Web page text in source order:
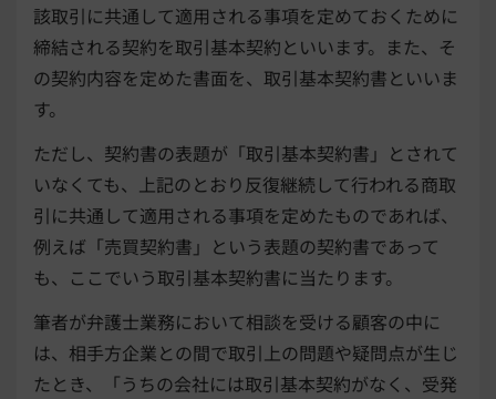
該取引に共通して適用される事項を定めておくために
締結される契約を取引基本契約といいます。また、そ
の契約内容を定めた書面を、取引基本契約書といいま
す。
ただし、契約書の表題が「取引基本契約書」とされて
いなくても、上記のとおり反復継続して行われる商取
引に共通して適用される事項を定めたものであれば、
例えば「売買契約書」という表題の契約書であって
も、ここでいう取引基本契約書に当たります。
筆者が弁護士業務において相談を受ける顧客の中に
は、相手方企業との間で取引上の問題や疑問点が生じ
たとき、「うちの会社には取引基本契約がなく、受発